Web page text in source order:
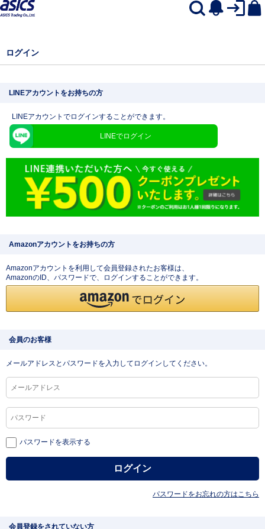
ログイン
LINEアカウントをお持ちの方
LINEアカウントでログインすることができます。
LINEでログイン
Amazonアカウントをお持ちの方
Amazonアカウントを利用して会員登録されたお客様は、
AmazonのID、パスワードで、ログインすることができます。
会員のお客様
メールアドレスとパスワードを入力してログインしてください。
パスワードを表示する
パスワードをお忘れの方はこちら
会員登録をされていない方